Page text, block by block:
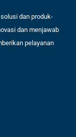
dan produk-
dan menjawab
pelayanan